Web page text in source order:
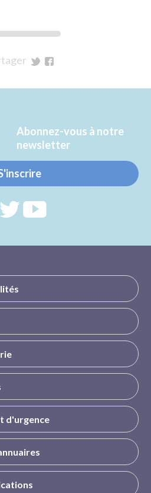
Twitter
Facebook
Abonnez-vous à notre
newsletter
RejoignezRejoignez
d'urgence